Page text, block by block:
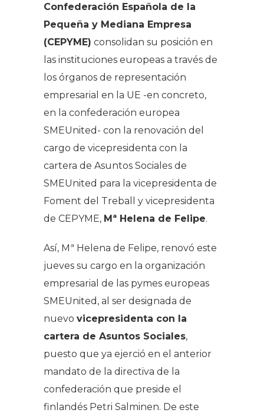
Confederación Española de la
Pequeña y Mediana Empresa
(CEPYME) consolidan su posición en
las instituciones europeas a través de
los órganos de representación
empresarial en la UE -en concreto,
en la confederación europea
SMEUnited- con la renovación del
cargo de vicepresidenta con la
cartera de Asuntos Sociales de
SMEUnited para la vicepresidenta de
Foment del Treball y vicepresidenta
de CEPYME, Mª Helena de Felipe.
Así, Mª Helena de Felipe, renovó este
jueves su cargo en la organización
empresarial de las pymes europeas
SMEUnited, al ser designada de
nuevo vicepresidenta con la
cartera de Asuntos Sociales,
puesto que ya ejerció en el anterior
mandato de la directiva de la
confederación que preside el
finlandés Petri Salminen. De este